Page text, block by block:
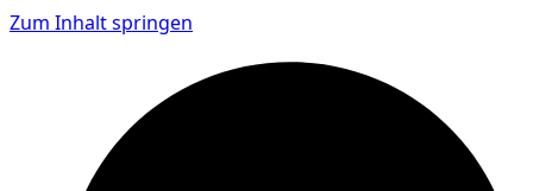
Zum Inhalt springen